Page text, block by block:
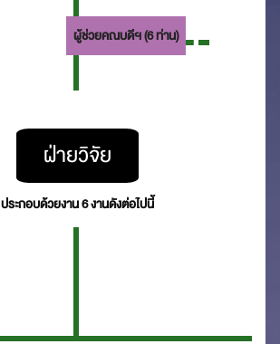
ผู้ช่วยคณบดีฯ (6 ท่าน)
ฝ่ายวิจัย
ประกอบด้วยงาน 6 งานดังต่อไปนี้